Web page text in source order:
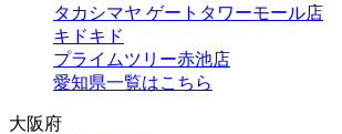
タカシマヤ ゲートタワーモール店
キドキド
プライムツリー赤池店
愛知県一覧はこちら
大阪府